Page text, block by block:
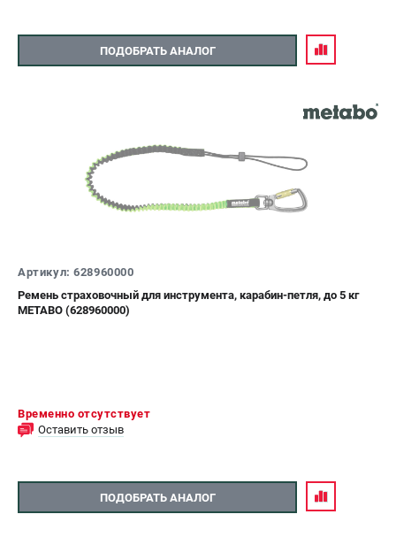
ПОДОБРАТЬ АНАЛОГ
Артикул: 628960000
Ремень страховочный для инструмента, карабин-петля, до 5 кг
METABO (628960000)
Временно отсутствует
Оставить отзыв
ПОДОБРАТЬ АНАЛОГ